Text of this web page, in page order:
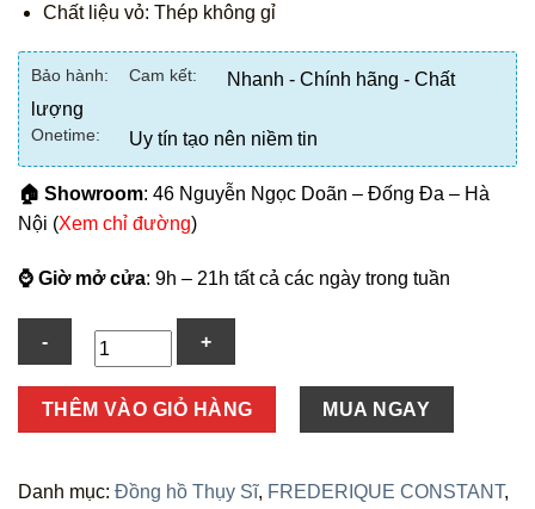
Chất liệu vỏ: Thép không gỉ
Bảo hành: Cam kết:
Nhanh - Chính hãng - Chất
lượng
Onetime: Uy tín tạo nên niềm tin
🏠 Showroom: 46 Nguyễn Ngọc Doãn – Đống Đa – Hà
Nội (Xem chỉ đường)
⌚ Giờ mở cửa: 9h – 21h tất cả các ngày trong tuần
THÊM VÀO GIỎ HÀNG MUA NGAY
Danh mục: Đồng hồ Thụy Sĩ, FREDERIQUE CONSTANT,